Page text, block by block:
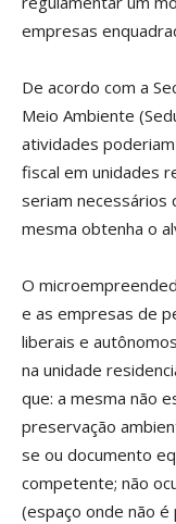
empresas
De acordo com a
Meio Ambiente
atividades
fiscal em unidades
seriam necessários
mesma obtenha o
O
e as empresas de
liberais e
na unidade
que: a mesma não
preservação
se ou documento
competente; não
(espaço onde não